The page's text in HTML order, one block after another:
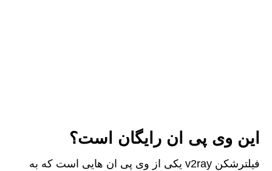
این وی پی ان رایگان است؟
فیلترشکن v2ray یکی از وی‌ پی‌ ان هایی است که به